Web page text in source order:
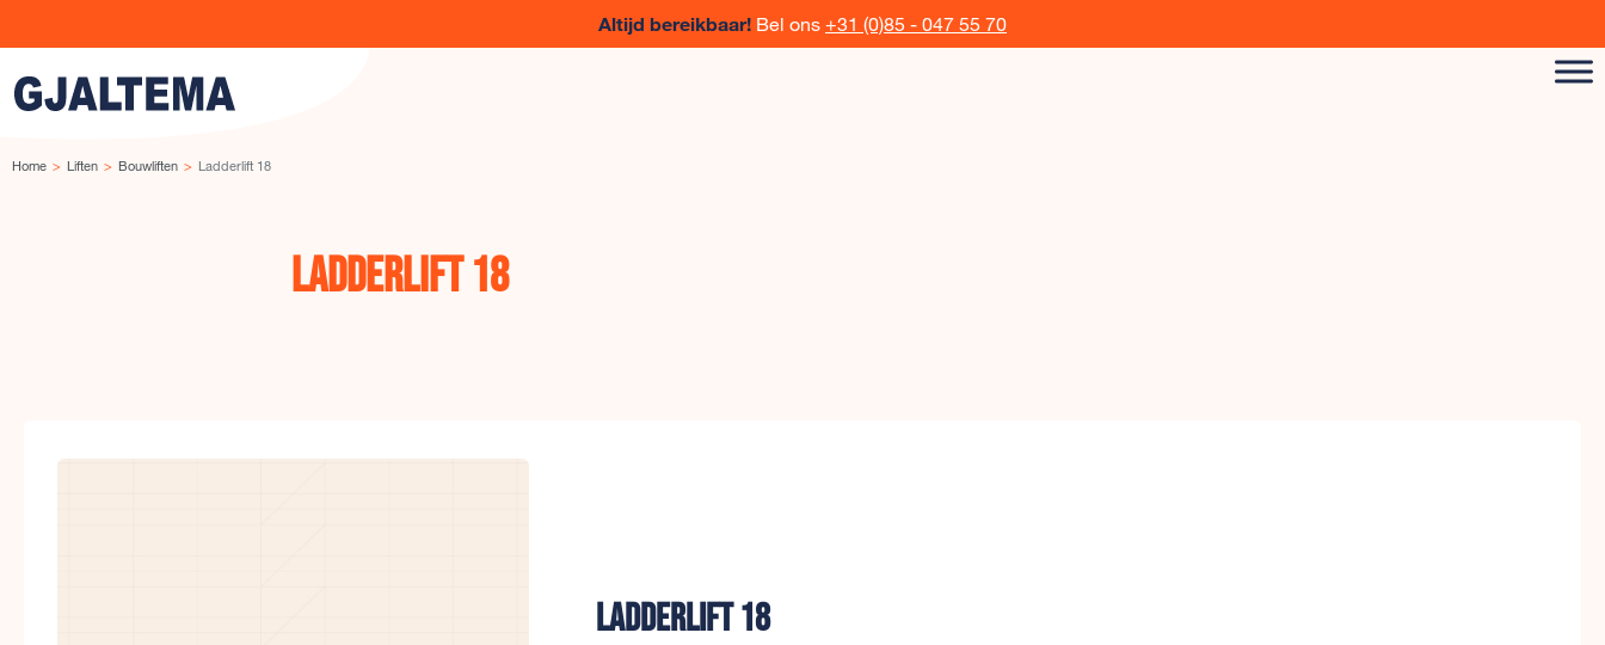
Altijd bereikbaar! Bel ons +31 (0)85 - 047 55 70
Home Liften Bouwliften Ladderlift 18
Ladderlift 18
Ladderlift 18